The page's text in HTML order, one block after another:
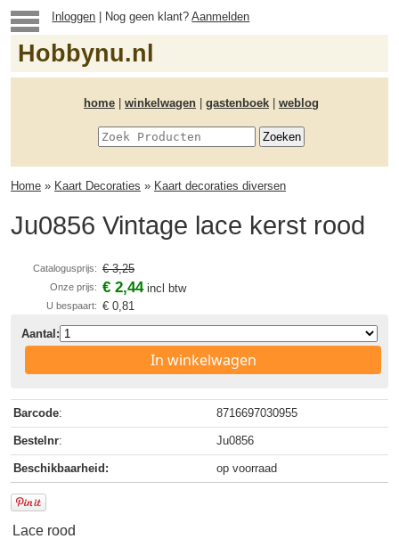
Inloggen | Nog geen klant?Aanmelden
Hobbynu.nl
home winkelwagen gastenboek weblog
Home » Kaart Decoraties » Kaart decoraties diversen
Ju0856 Vintage lace kerst rood
Catalogusprijs: € 3,25
Onze prijs: € 2,44 incl btw
U bespaart: € 0,81
Aantal:
In winkelwagen
Barcode: 8716697030955
Bestelnr: Ju0856
Beschikbaarheid: op voorraad
Lace rood